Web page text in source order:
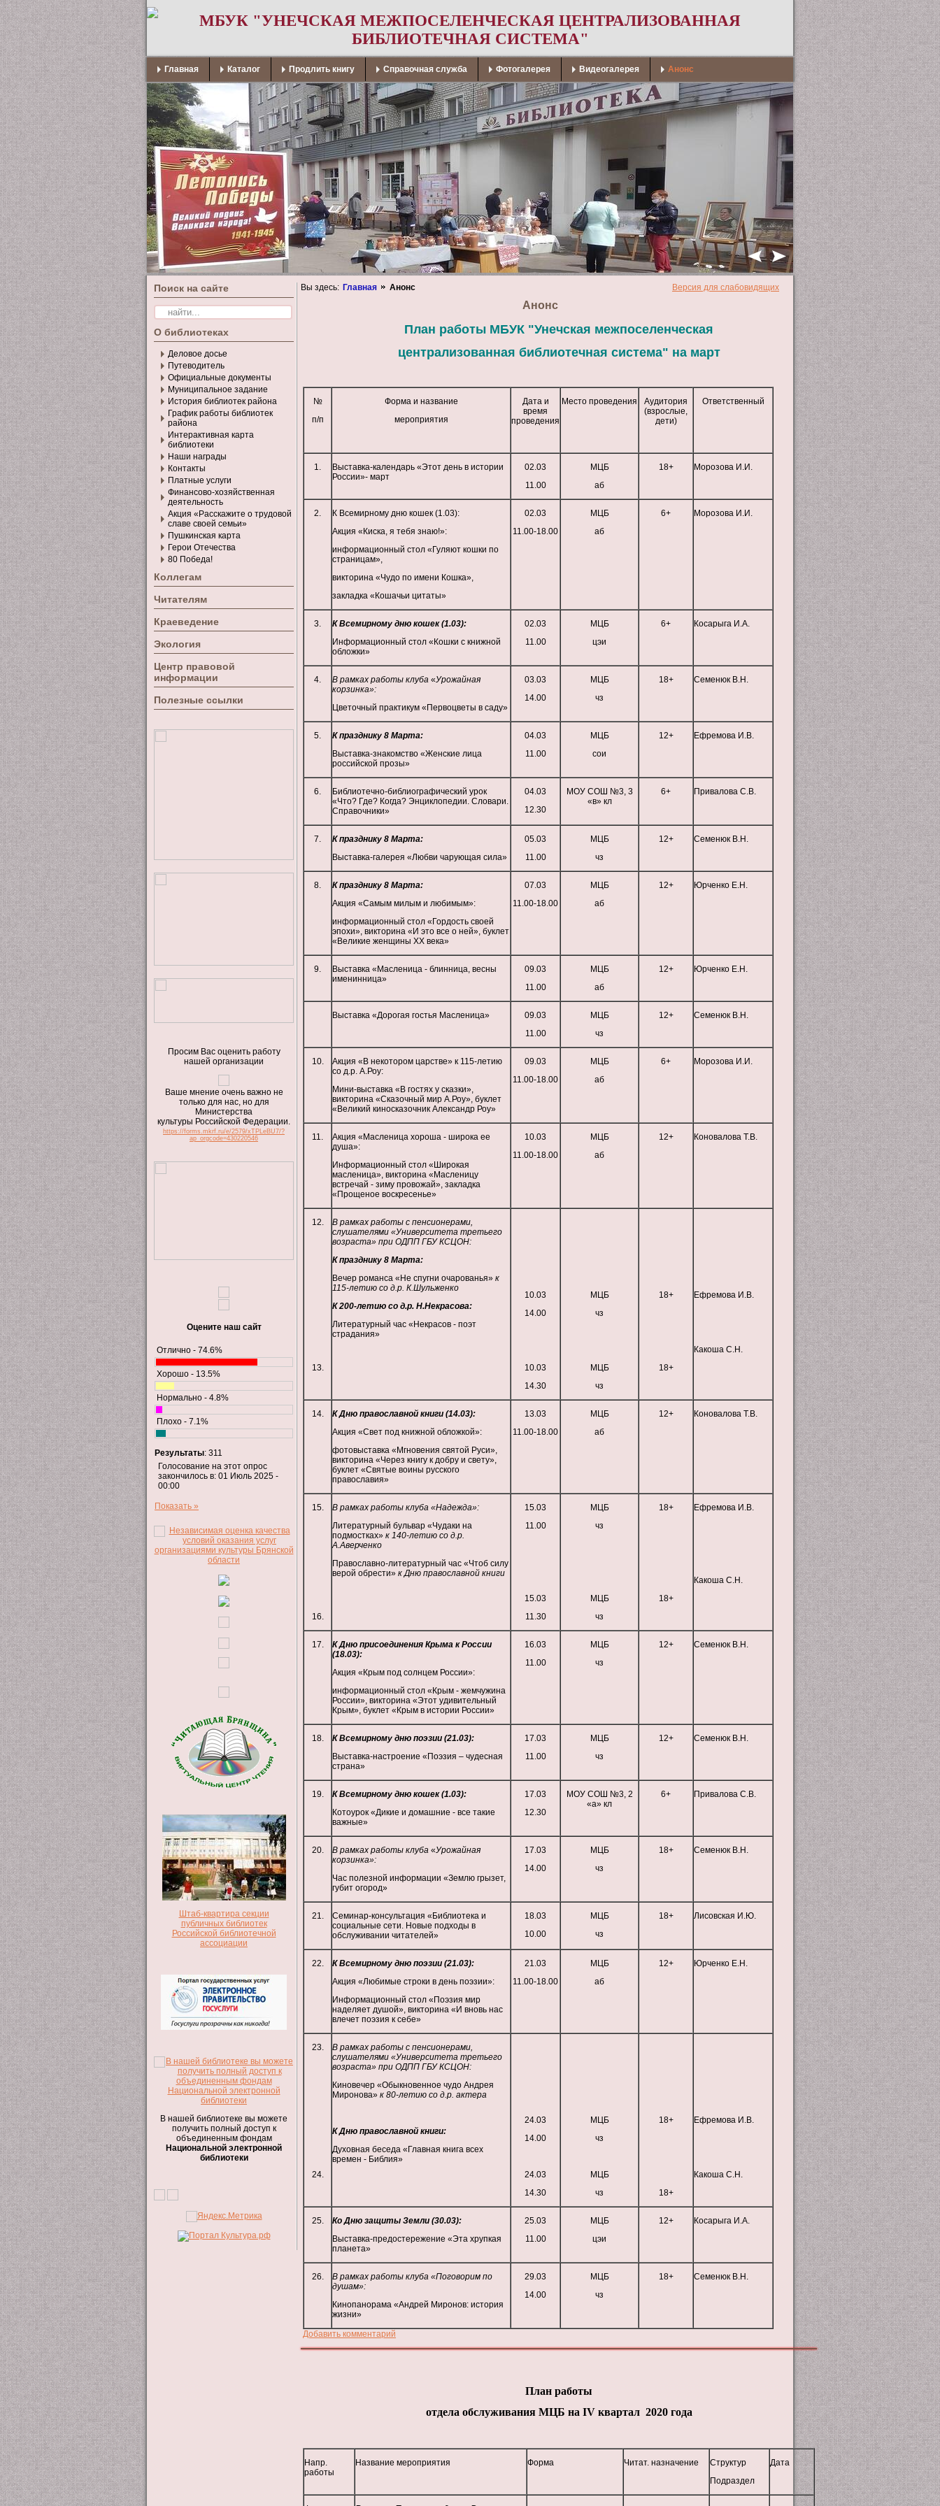
МБУК "УНЕЧСКАЯ МЕЖПОСЕЛЕНЧЕСКАЯ ЦЕНТРАЛИЗОВАННАЯ
БИБЛИОТЕЧНАЯ СИСТЕМА"
Главная Каталог Продлить книгу Справочная служба Фотогалерея Видеогалерея Анонс
Поиск на сайте
О библиотеках
Деловое досье
Путеводитель
Официальные документы
Муниципальное задание
История библиотек района
График работы библиотек
района
Интерактивная карта
библиотеки
Наши награды
Контакты
Платные услуги
Финансово-хозяйственная
деятельность
Акция «Расскажите о трудовой
славе своей семьи»
Пушкинская карта
Герои Отечества
80 Победа!
Коллегам
Читателям
Краеведение
Экология
Центр правовой
информации
Полезные ссылки
Просим Вас оценить работу
нашей организации
Ваше мнение очень важно не
только для нас, но для
Министерства
культуры Российской Федерации.
https://forms.mkrf.ru/e/2579/xTPLeBU7/?
ap_orgcode=430220546
Оцените наш сайт
Отлично - 74.6%
Хорошо - 13.5%
Нормально - 4.8%
Плохо - 7.1%
Результаты: 311
Голосование на этот опрос
закончилось в: 01 Июль 2025 -
00:00
Показать »
Штаб-квартира секции
публичных библиотек
Российской библиотечной
ассоциации
В нашей библиотеке вы можете
получить полный доступ к
объединенным фондам
Национальной электронной
библиотеки
Вы здесь: Главная Анонс Версия для слабовидящих
Анонс
План работы МБУК "Унечская межпоселенческая
централизованная библиотечная система" на март
№
п/п
Форма и название
мероприятия
Дата и
время
проведения
Место проведения
Аудитория
(взрослые,
дети)
Ответственный
1.
Выставка-календарь «Этот день в истории
России»- март
02.03
11.00
МЦБ
аб
18+ Морозова И.И.
2.
К Всемирному дню кошек (1.03):
Акция «Киска, я тебя знаю!»:
информационный стол «Гуляют кошки по
страницам»,
викторина «Чудо по имени Кошка»,
закладка «Кошачьи цитаты»
02.03
11.00-18.00
МЦБ
аб
6+ Морозова И.И.
3.
К Всемирному дню кошек (1.03):
Информационный стол «Кошки с книжной
обложки»
02.03
11.00
МЦБ
цэи
6+ Косарыга И.А.
4. В рамках работы клуба «Урожайная
корзинка»:
Цветочный практикум «Первоцветы в саду»
03.03
14.00
МЦБ
чз
18+ Семенюк В.Н.
5.
К празднику 8 Марта:
Выставка-знакомство «Женские лица
российской прозы»
04.03
11.00
МЦБ
сои
12+ Ефремова И.В.
6.
Библиотечно-библиографический урок
«Что? Где? Когда? Энциклопедии. Словари.
Справочники»
04.03
12.30
МОУ СОШ №3, 3
«в» кл
6+ Привалова С.В.
7.
К празднику 8 Марта:
Выставка-галерея «Любви чарующая сила»
05.03
11.00
МЦБ
чз
12+ Семенюк В.Н.
8.
К празднику 8 Марта:
Акция «Самым милым и любимым»:
информационный стол «Гордость своей
эпохи», викторина «И это все о ней», буклет
«Великие женщины XX века»
07.03
11.00-18.00
МЦБ
аб
12+ Юрченко Е.Н.
9.
Выставка «Масленица - блинница, весны
именинница»
09.03
11.00
МЦБ
аб
12+ Юрченко Е.Н.
Выставка «Дорогая гостья Масленица»
09.03
11.00
МЦБ
чз
12+ Семенюк В.Н.
10.
Акция «В некотором царстве» к 115-летию
со д.р. А.Роу:
Мини-выставка «В гостях у сказки»,
викторина «Сказочный мир А.Роу», буклет
«Великий киносказочник Александр Роу»
09.03
11.00-18.00
МЦБ
аб
6+ Морозова И.И.
11.
Акция «Масленица хороша - широка ее
душа»:
Информационный стол «Широкая
масленица», викторина «Масленицу
встречай - зиму провожай», закладка
«Прощеное воскресенье»
10.03
11.00-18.00
МЦБ
аб
12+ Коновалова Т.В.
12.
13.
В рамках работы с пенсионерами,
слушателями «Университета третьего
возраста» при ОДПП ГБУ КСЦОН:
К празднику 8 Марта:
Вечер романса «Не спугни очарованья» к
115-летию со д.р. К.Шульженко
К 200-летию со д.р. Н.Некрасова:
Литературный час «Некрасов - поэт
страдания»
10.03
14.00
10.03
14.30
МЦБ
чз
МЦБ
чз
18+
18+
Ефремова И.В.
Какоша С.Н.
14.
К Дню православной книги (14.03):
Акция «Свет под книжной обложкой»:
фотовыставка «Мгновения святой Руси»,
викторина «Через книгу к добру и свету»,
буклет «Святые воины русского
православия»
13.03
11.00-18.00
МЦБ
аб
12+ Коновалова Т.В.
15.
16.
В рамках работы клуба «Надежда»:
Литературный бульвар «Чудаки на
подмостках» к 140-летию со д.р.
А.Аверченко
Православно-литературный час «Чтоб силу
верой обрести» к Дню православной книги
15.03
11.00
15.03
11.30
МЦБ
чз
МЦБ
чз
18+
18+
Ефремова И.В.
Какоша С.Н.
17.
К Дню присоединения Крыма к России
(18.03):
Акция «Крым под солнцем России»:
информационный стол «Крым - жемчужина
России», викторина «Этот удивительный
Крым», буклет «Крым в истории России»
16.03
11.00
МЦБ
чз
12+ Семенюк В.Н.
18.
К Всемирному дню поэзии (21.03):
Выставка-настроение «Поэзия – чудесная
страна»
17.03
11.00
МЦБ
чз
12+ Семенюк В.Н.
19.
К Всемирному дню кошек (1.03):
Котоурок «Дикие и домашние - все такие
важные»
17.03
12.30
МОУ СОШ №3, 2
«а» кл
6+ Привалова С.В.
20. В рамках работы клуба «Урожайная
корзинка»:
Час полезной информации «Землю грызет,
губит огород»
17.03
14.00
МЦБ
чз
18+ Семенюк В.Н.
21.
Семинар-консультация «Библиотека и
социальные сети. Новые подходы в
обслуживании читателей»
18.03
10.00
МЦБ
чз
18+ Лисовская И.Ю.
22.
К Всемирному дню поэзии (21.03):
Акция «Любимые строки в день поэзии»:
Информационный стол «Поэзия мир
наделяет душой», викторина «И вновь нас
влечет поэзия к себе»
21.03
11.00-18.00
МЦБ
аб
12+ Юрченко Е.Н.
23.
24.
В рамках работы с пенсионерами,
слушателями «Университета третьего
возраста» при ОДПП ГБУ КСЦОН:
Киновечер «Обыкновенное чудо Андрея
Миронова» к 80-летию со д.р. актера
К Дню православной книги:
Духовная беседа «Главная книга всех
времен - Библия»
24.03
14.00
24.03
14.30
МЦБ
чз
МЦБ
чз
18+
18+
Ефремова И.В.
Какоша С.Н.
25.
Ко Дню защиты Земли (30.03):
Выставка-предостережение «Эта хрупкая
планета»
25.03
11.00
МЦБ
цэи
12+ Косарыга И.А.
26.
В рамках работы клуба «Поговорим по
душам»:
Кинопанорама «Андрей Миронов: история
жизни»
29.03
14.00
МЦБ
чз
18+ Семенюк В.Н.
Добавить комментарий
План работы
отдела обслуживания МЦБ на IV квартал 2020 года
Напр.
работы
Название мероприятия Форма Читат. назначение
Структур
Подраздел
Дата